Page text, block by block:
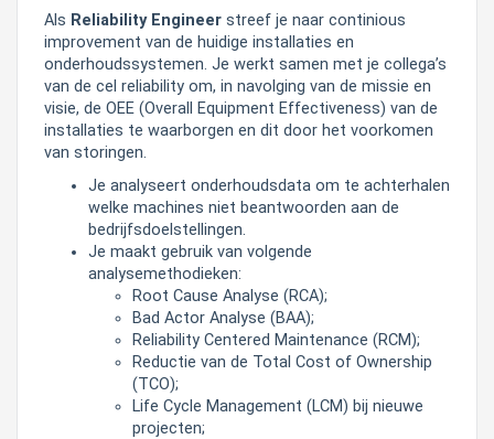
Als Reliability Engineer streef je naar continious
improvement van de huidige installaties en
onderhoudssystemen. Je werkt samen met je collega’s
van de cel reliability om, in navolging van de missie en
visie, de OEE (Overall Equipment Effectiveness) van de
installaties te waarborgen en dit door het voorkomen
van storingen.
​​​Je analyseert onderhoudsdata om te achterhalen
welke machines niet beantwoorden aan de
bedrijfsdoelstellingen.
Je maakt gebruik van volgende
analysemethodieken:
Root Cause Analyse (RCA);
Bad Actor Analyse (BAA);
Reliability Centered Maintenance (RCM);
Reductie van de Total Cost of Ownership
(TCO);
Life Cycle Management (LCM) bij nieuwe
projecten;